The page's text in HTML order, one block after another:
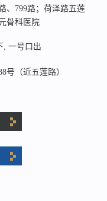
、799路；荷泽路五莲
骨科医院
一号口出
号（近五莲路）